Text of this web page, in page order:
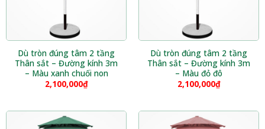
Dù tròn đúng tâm 2 tầng
Thân sắt – Đường kính 3m
– Màu xanh chuối non
2,100,000₫
Dù tròn đúng tâm 2 tầng
Thân sắt – Đường kính 3m
– Màu đỏ đô
2,100,000₫